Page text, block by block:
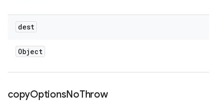
dest
Object
copyOptionsNoThrow